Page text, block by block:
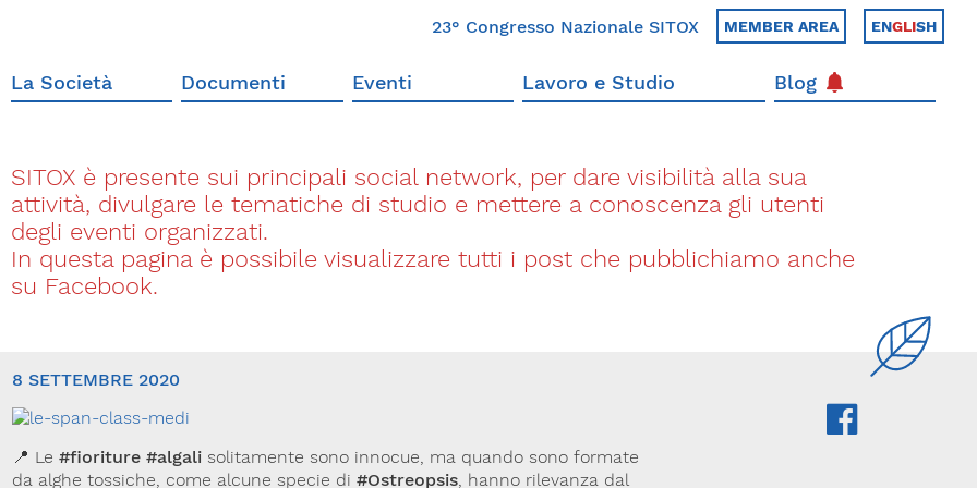
23° Congresso Nazionale SITOX MEMBER AREA ENGLISH
La Società Documenti Eventi Lavoro e Studio Blog
SITOX è presente sui principali social network, per dare visibilità alla sua
attività, divulgare le tematiche di studio e mettere a conoscenza gli utenti
degli eventi organizzati.
In questa pagina è possibile visualizzare tutti i post che pubblichiamo anche
su Facebook.
8 SETTEMBRE 2020
📍 Le#fioriture #algali solitamente sono innocue, ma quando sono formate
da alghe tossiche, come alcune specie di#Ostreopsis, hanno rilevanza dal